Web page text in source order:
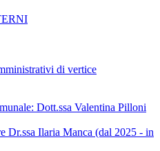
di vertice
Dott.ssa Valentina Pilloni
Dr.ssa Ilaria Manca (dal 2025 - in